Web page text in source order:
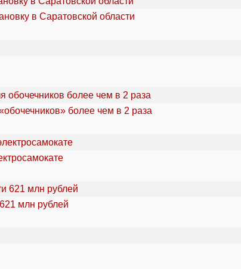
в Саратовской области
более чем в 2 раза
млн рублей